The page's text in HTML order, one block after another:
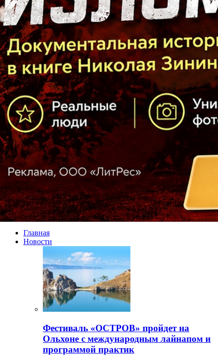
Главная
Новости
Фестиваль «ОСТРОВ» пройдет на
Ольхоне с международным лайнапом и
программой практик